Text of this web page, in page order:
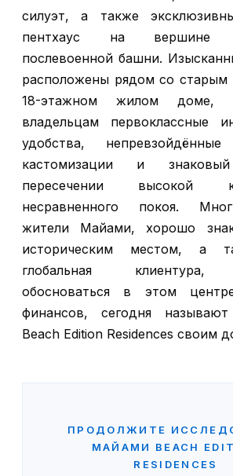
силуэт, а также
пентхаус на вершине
послевоенной башни.
расположены рядом со старым
18-этажном жилом доме,
владельцам первоклассные
удобства,
кастомизации и
пересечении высокой
несравненного покоя.
жители Майами, хорошо
историческим местом, а
глобальная клиентура,
обосноваться в этом
финансов, сегодня называют
Beach Edition Residences своим
ПРОДОЛЖИТЕ
МАЙАМИ BEACH
RESIDENCES